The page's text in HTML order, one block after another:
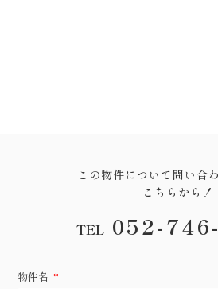
この物件について問い合
こちらから！
TEL 052-
物件名